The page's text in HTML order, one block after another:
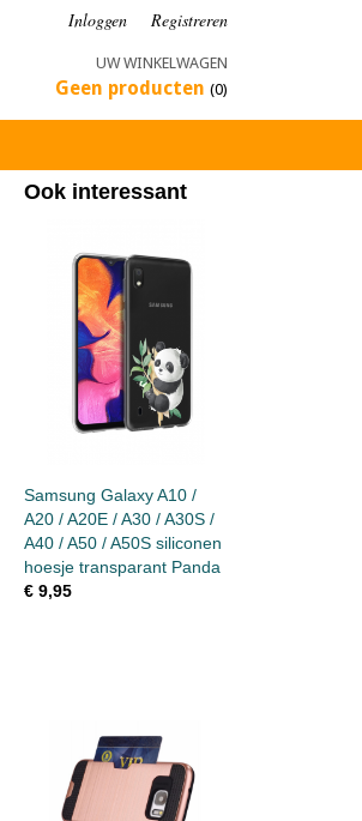
Inloggen Registreren
UW WINKELWAGEN
Geen producten (0)
Ook interessant
Samsung Galaxy A10 /
A20 / A20E / A30 / A30S /
A40 / A50 / A50S siliconen
hoesje transparant Panda
€ 9,95